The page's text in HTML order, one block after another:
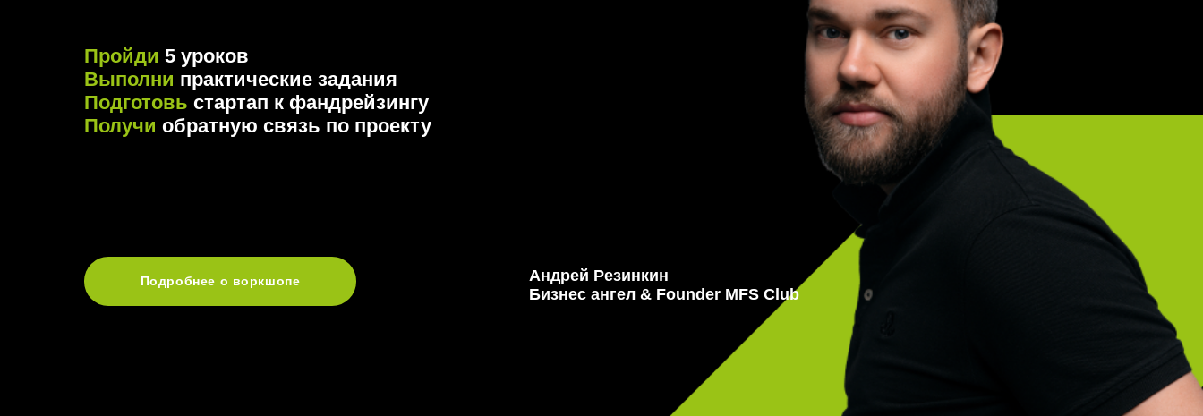
Пройди 5 уроков
Выполни практические задания
Подготовь стартап к фандрейзингу
Получи обратную связь по проекту
Подробнее о воркшопе
Андрей Резинкин
Бизнес ангел & Founder MFS Club